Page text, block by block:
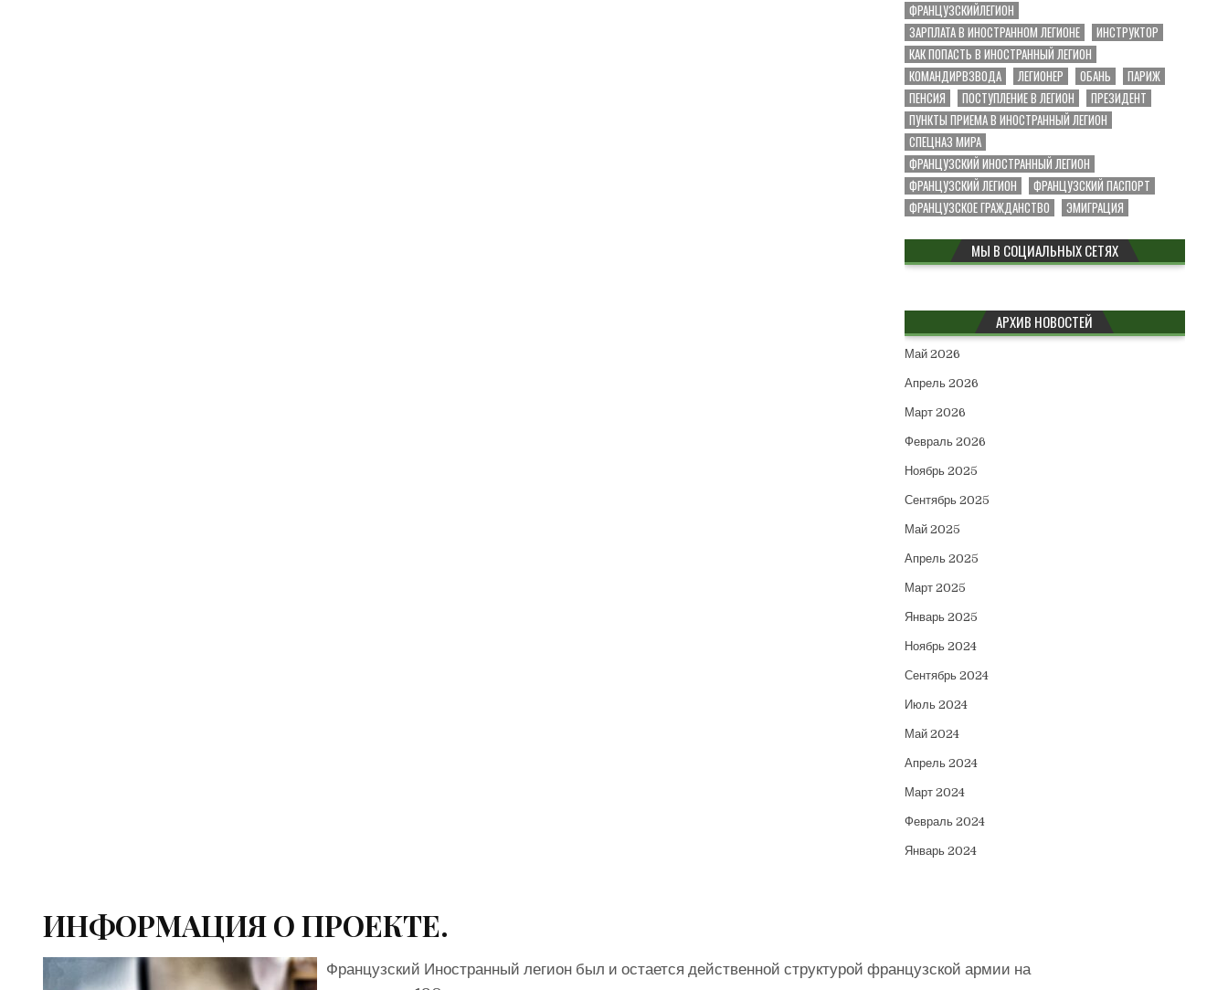
ФРАНЦУЗСКИЙЛЕГИОН
ЗАРПЛАТА В ИНОСТРАННОМ ЛЕГИОНЕ
ИНСТРУКТОР
КАК ПОПАСТЬ В ИНОСТРАННЫЙ ЛЕГИОН
КОМАНДИРВЗВОДА
ЛЕГИОНЕР ОБАНЬ
ПАРИЖ
ПЕНСИЯ
ПОСТУПЛЕНИЕ В ЛЕГИОН
ПРЕЗИДЕНТ
ПУНКТЫ ПРИЕМА В ИНОСТРАННЫЙ ЛЕГИОН
СПЕЦНАЗ МИРА
ФРАНЦУЗСКИЙ ИНОСТРАННЫЙ ЛЕГИОН
ФРАНЦУЗСКИЙ ЛЕГИОН
ФРАНЦУЗСКИЙ ПАСПОРТ
ФРАНЦУЗСКОЕ ГРАЖДАНСТВО
ЭМИГРАЦИЯ
МЫ В СОЦИАЛЬНЫХ СЕТЯХ
АРХИВ НОВОСТЕЙ
Май 2026
Апрель 2026
Март 2026
Февраль 2026
Ноябрь 2025
Сентябрь 2025
Май 2025
Апрель 2025
Март 2025
Январь 2025
Ноябрь 2024
Сентябрь 2024
Июль 2024
Май 2024
Апрель 2024
Март 2024
Февраль 2024
Январь 2024
ИНФОРМАЦИЯ О ПРОЕКТЕ.
Французский Иностранный легион был и остается действенной структурой французской армии на